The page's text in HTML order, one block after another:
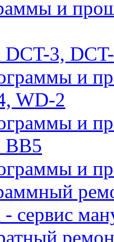
и
DCT-3,
и
WD-2
и
BB5
и
cервис